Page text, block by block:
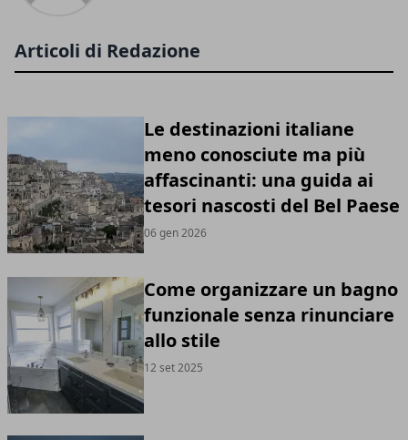
Articoli di Redazione
Le destinazioni italiane
meno conosciute ma più
affascinanti: una guida ai
tesori nascosti del Bel Paese
06 gen 2026
Come organizzare un bagno
funzionale senza rinunciare
allo stile
12 set 2025